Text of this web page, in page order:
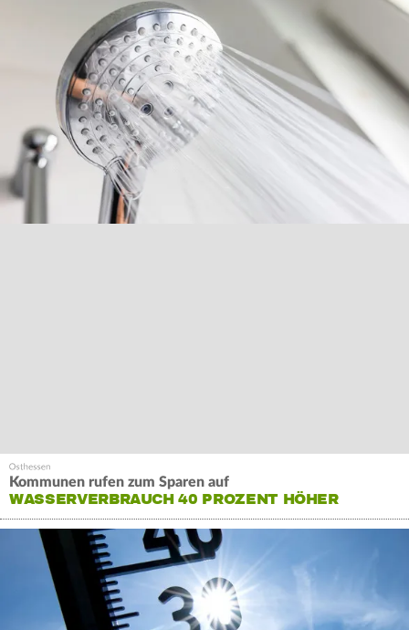
Kommunen rufen zum Sparen auf
WASSERVERBRAUCH 40 PROZENT HÖHER